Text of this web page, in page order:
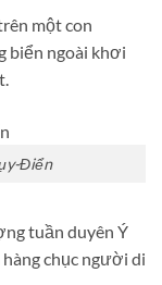
một con
biển ngoài khơi
Điển
tuần duyên Ý
chục người di